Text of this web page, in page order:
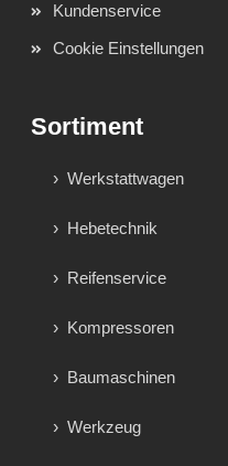
Kundenservice
Cookie Einstellungen
Sortiment
Werkstattwagen
Hebetechnik
Reifenservice
Kompressoren
Baumaschinen
Werkzeug